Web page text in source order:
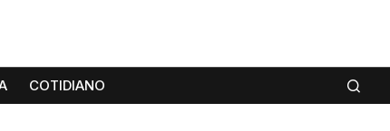
COTIDIANO